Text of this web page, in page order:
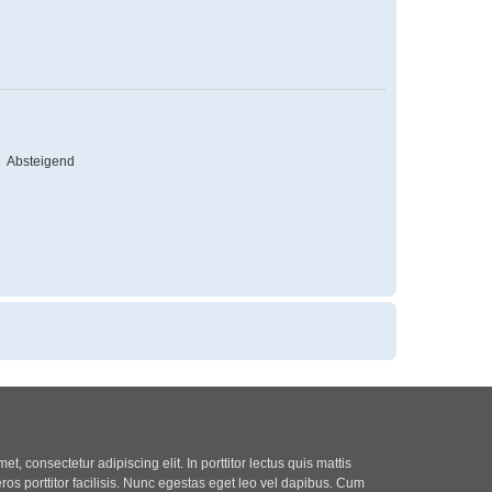
Absteigend
consectetur adipiscing elit. In porttitor lectus quis mattis
porttitor facilisis. Nunc egestas eget leo vel dapibus. Cum